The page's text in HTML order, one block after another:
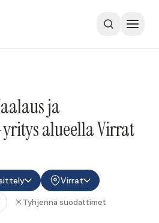
ja
alueella Virrat
Virrat
Tyhjennä suodattimet